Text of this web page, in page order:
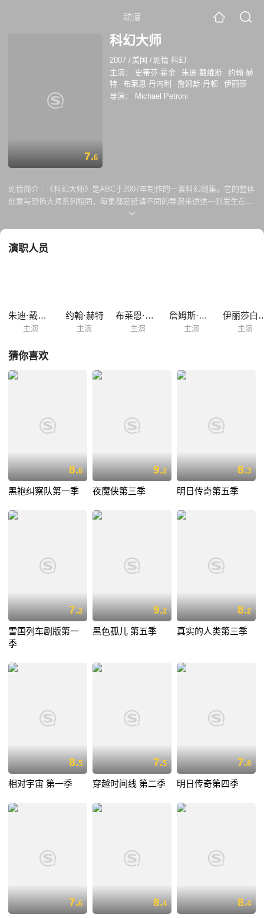
动漫
7.6
科幻大师
2007 / 美国 /剧情 科幻
主演：
史蒂芬·霍金 朱迪·戴维斯
约翰·赫
特
布莱恩·丹内利 詹姆斯·丹顿
伊丽莎白
·霍尔姆
金伯莉·伊丽丝
导演： Michael Petroni
剧情简介 :
《科幻大师》是ABC于2007年制作的一套科幻剧集。它的整体
创意与恐怖大师系列相同，每集都是延请不同的导演来讲述一则发生在未
来的故事，片头的解说词则请来著名物理学家史蒂芬霍金担当。剧集于当
记忆，她的目的究竟是什么？《觉醒》讲述外星生物莅临地球，并夺去人
可以判断罪行的机器鸟，它甚至逐渐取代警察。
演职人员
朱迪·戴维斯
主演
约翰·赫特
主演
布莱恩·丹内利
主演
詹姆斯·丹顿
主演
伊丽莎
主演
猜你喜欢
8.6
黑袍纠察队第一季
9.2
夜魔侠第三季
8.3
明日传奇第五季
7.2
雪国列车剧版第一
季
9.2
黑色孤儿 第五季
8.2
真实的人类第三季
8.5
相对宇宙 第一季
7.5
穿越时间线 第二季
7.8
明日传奇第四季
7.6 8.4 8.4